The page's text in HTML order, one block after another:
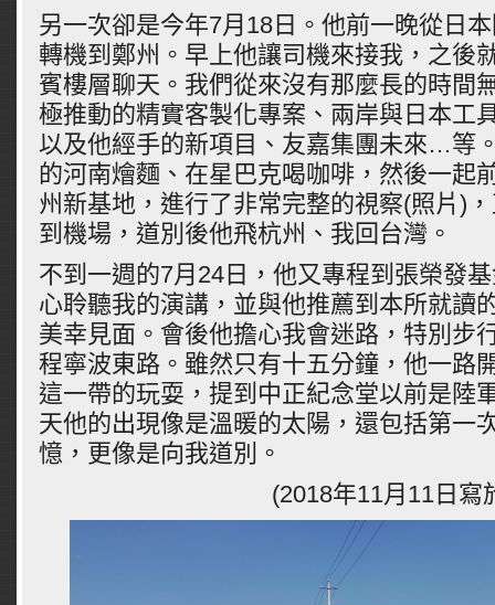
另一次卻是今年7月18日。他前一晚從日
轉機到鄭州。早上他讓司機來接我，之後
賓樓層聊天。我們從來沒有那麼長的時間
極推動的精實客製化專案、兩岸與日本工
以及他經手的新項目、友嘉集團未來…等
的河南燴麵、在星巴克喝咖啡，然後一起
州新基地，進行了非常完整的視察(照片)
到機場，道別後他飛杭州、我回台灣。
不到一週的7月24日，他又專程到張榮發
心聆聽我的演講，並與他推薦到本所就讀
美幸見面。會後他擔心我會迷路，特別步
程寧波東路。雖然只有十五分鐘，他一路
這一帶的玩耍，提到中正紀念堂以前是陸
天他的出現像是溫暖的太陽，還包括第一
憶，更像是向我道別。
(2018年11月11日寫